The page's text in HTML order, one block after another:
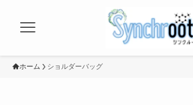
ホーム ショルダーバッグ